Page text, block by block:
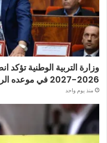
وزارة التربية الوطنية
2026-2027 في موعده الرسمي
منذ يوم واحد